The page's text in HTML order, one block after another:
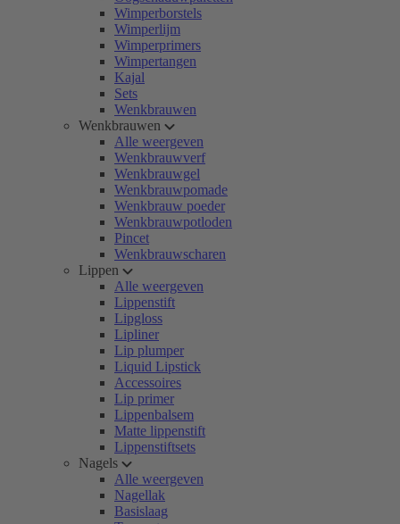
Wimperborstels
Wimperlijm
Wimperprimers
Wimpertangen
Kajal
Sets
Wenkbrauwen
Wenkbrauwen
Alle weergeven
Wenkbrauwverf
Wenkbrauwgel
Wenkbrauwpomade
Wenkbrauw poeder
Wenkbrauwpotloden
Pincet
Wenkbrauwscharen
Lippen
Alle weergeven
Lippenstift
Lipgloss
Lipliner
Lip plumper
Liquid Lipstick
Accessoires
Lip primer
Lippenbalsem
Matte lippenstift
Lippenstiftsets
Nagels
Alle weergeven
Nagellak
Basislaag